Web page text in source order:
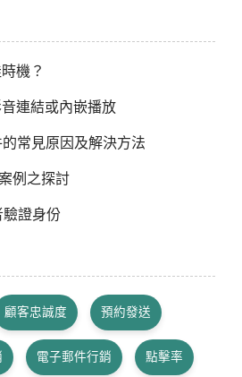
機？
連結或內嵌播放
常見原因及解決方法
例之探討
驗證身份
顧客忠誠度 預約發送
電子郵件行銷 點擊率